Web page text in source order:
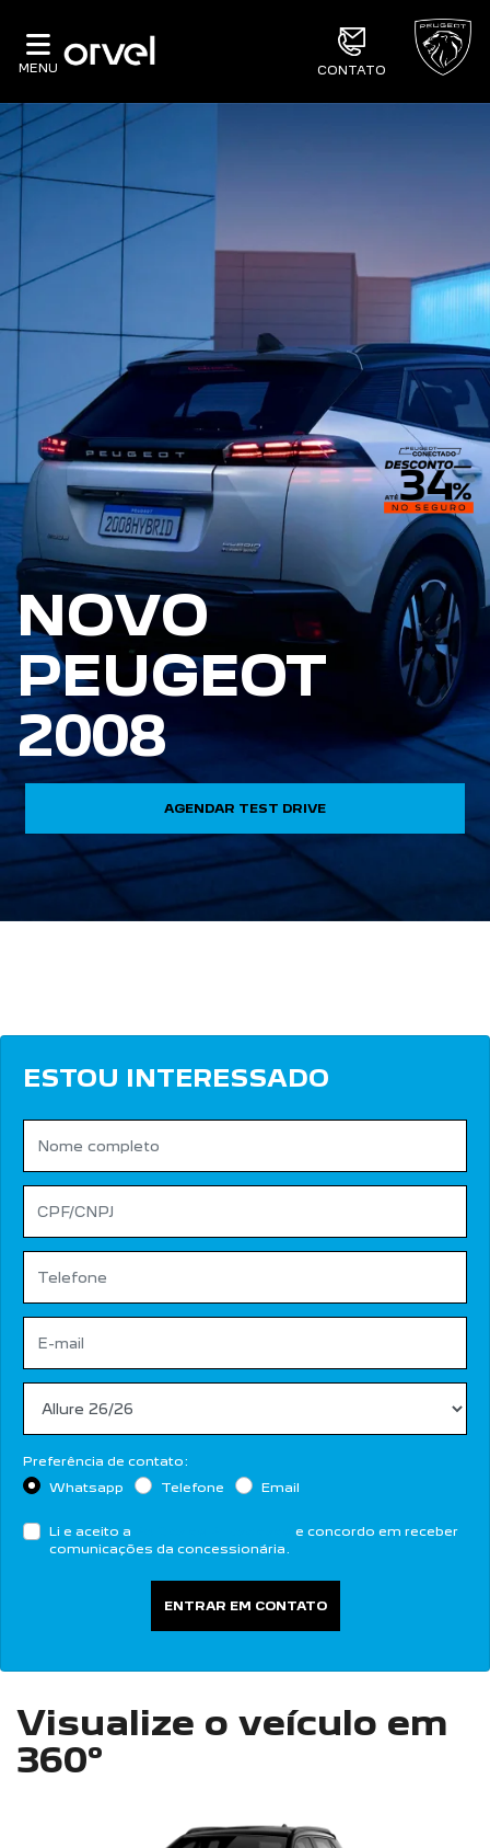
MENU CONTATO
ESTOU INTERESSADO
Preferência de contato:
Whatsapp
Telefone Email
Li e aceito a
e concordo em receber
comunicações da concessionária.
ENTRAR EM CONTATO
NOVO
PEUGEOT
2008
AGENDAR TEST DRIVE
Visualize o veículo em
360°